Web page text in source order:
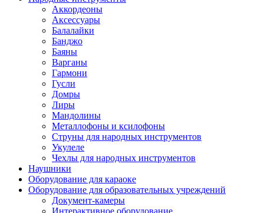
Аккордеоны
Аксессуары
Балалайки
Банджо
Баяны
Варганы
Гармони
Гусли
Домры
Лиры
Мандолины
Металлофоны и ксилофоны
Струны для народных инструментов
Укулеле
Чехлы для народных инструментов
Наушники
Оборудование для караоке
Оборудование для образовательных учреждений
Документ-камеры
Интерактивное оборудование